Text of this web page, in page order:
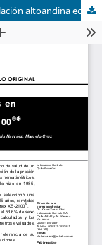
Valores de referencia hematológicos en población altoandina ecuatoriana, empleando analizador SYSMEX XE-2100®